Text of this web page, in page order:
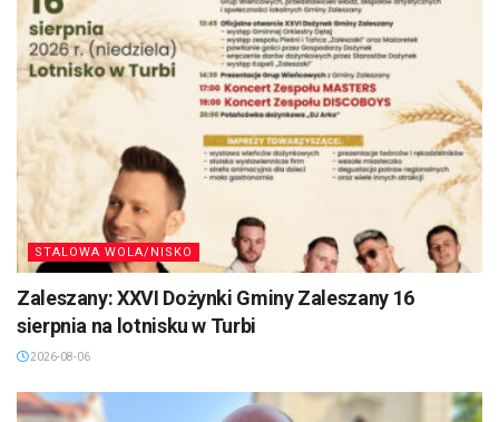
STALOWA WOLA/NISKO
Zaleszany: XXVI Dożynki Gminy Zaleszany 16
sierpnia na lotnisku w Turbi
2026-08-06